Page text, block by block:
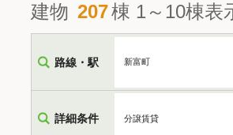
建物 207棟 1～10棟表
路線・駅 新富町
詳細条件 分譲賃貸